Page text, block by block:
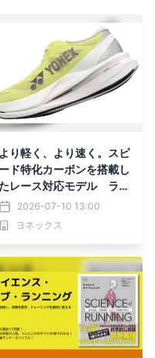
より軽く、より速く。スピ
ード特化カーボンを搭載し
レース対応モデル ラン
ニングシューズ「CARBO
N CRUISE AERUS GT」
2026年8月下旬より発売
2026-07-10 13:00
ヨネックス